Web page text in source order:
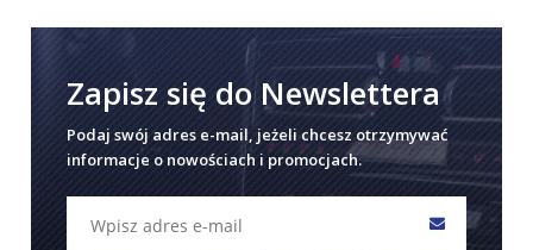
Zapisz się do Newslettera
Podaj swój adres e-mail, jeżeli chcesz otrzymywać
informacje o nowościach i promocjach.